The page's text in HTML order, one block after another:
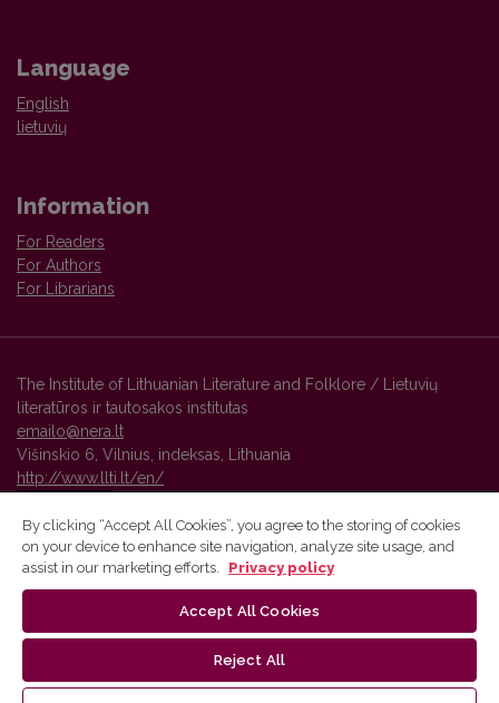
Language
English
lietuvių
Information
For Readers
For Authors
For Librarians
The Institute of Lithuanian Literature and Folklore / Lietuvių
literatūros ir tautosakos institutas
emailo@nera.lt
Višinskio 6, Vilnius, indeksas, Lithuania
http://www.llti.lt/en/
Vilnius University Press platform and metadata are distributed by
By clicking “Accept All Cookies”, you agree to the storing of cookies
on your device to enhance site navigation, analyze site usage, and
assist in our marketing efforts.
Privacy policy
Accept All Cookies
Reject All